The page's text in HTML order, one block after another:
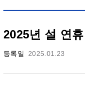
2025년 설 연
등록일 2025.01.23